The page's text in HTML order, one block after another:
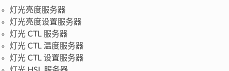
灯光亮度服务器
灯光亮度设置服务器
灯光 CTL 服务器
灯光 CTL 温度服务器
灯光 CTL 设置服务器